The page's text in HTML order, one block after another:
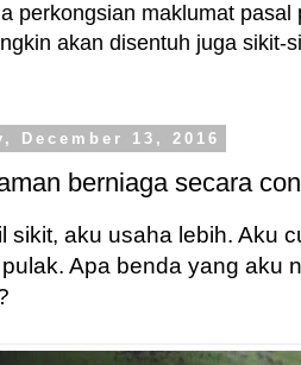
perkongsian maklumat
akan disentuh juga sikit-
December 13, 2016
berniaga secara
sikit, aku usaha lebih. Aku
Apa benda yang aku